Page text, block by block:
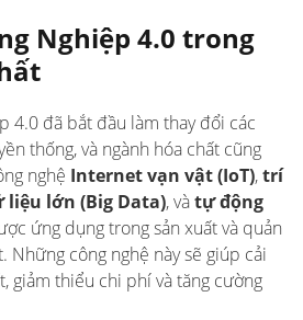
Nghiệp 4.0 trong
4.0 đã bắt đầu làm thay đổi các
thống, và ngành hóa chất cũng
nghệ Internet vạn vật (IoT),trí
liệu lớn (Big Data), vàtự động
ứng dụng trong sản xuất và quản
Những công nghệ này sẽ giúp cải
giảm thiểu chi phí và tăng cường